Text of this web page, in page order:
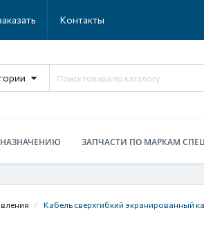
Контакты
ЗАПЧАСТИ ПО МАРКАМ
Кабель сверхгибкий экранированный